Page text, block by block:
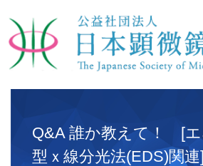
Q&A 誰か教えて！ [エ
型ｘ線分光法(EDS)関連]